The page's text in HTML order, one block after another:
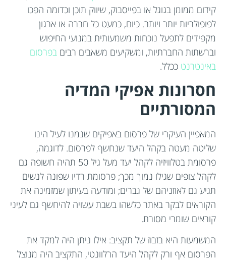
קידום ממומן בגוגל או בפייסבוק, שיווק תוכן וכדומה הפכו
לפופולריות יותר ויותר. כיום, כמעט כל חברה או ארגון
מקפידים לתפעל נוכחות משמעותית במנועי החיפוש
וברשתות החברתיות, ומשקיעים משאבים רבים בפרסום
באינטרנט ככלל.
חסרונות אפיקי המדיה
המסורתיים
המאפיין העיקרי של פרסום באפיקים שנמנו לעיל הינו
שליטה מעטה בקהל היעד שנחשף לפרסום. לדוגמה,
פרסומת בטלוויזיה לקהל יעד מעל גיל 50 תהיה חשופה גם
לקהל צופים שגילו נמוך מכך; פרסומת רדיו שפונה לנשים
תגיע גם לאוזניהם של גברים; ומודעה בעיתון שמזמינה את
הקוראים לבקר באתר כלשהו בשבת עשויה להיחשף גם לעיני
קוראים שומרי מסורת.
המשמעות היא בזבוז של תקציב: אילו ניתן היה למקד את
הפרסום אף ורק לקהל היעד הרלוונטי, התקציב היה מנוצל